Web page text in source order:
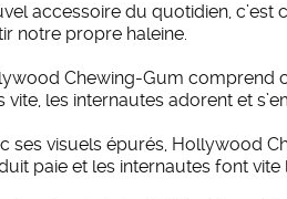
accessoire du quotidien,
notre propre haleine.
Chewing-Gum comprend
vite, les internautes adorent et
ses visuels épurés, Hollywood
paie et les internautes font vite